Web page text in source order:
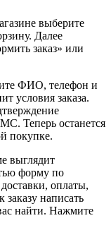
выберите
Далее
заказ» или
ФИО, телефон и
условия заказа.
Теперь останется
покупке.
выглядит
форму по
оплаты,
написать
найти. Нажмите